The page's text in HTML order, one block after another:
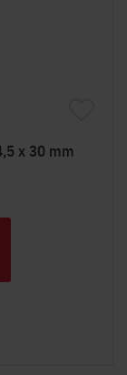
x 30 mm